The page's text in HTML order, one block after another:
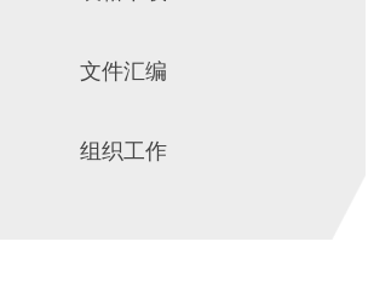
文件汇编
组织工作